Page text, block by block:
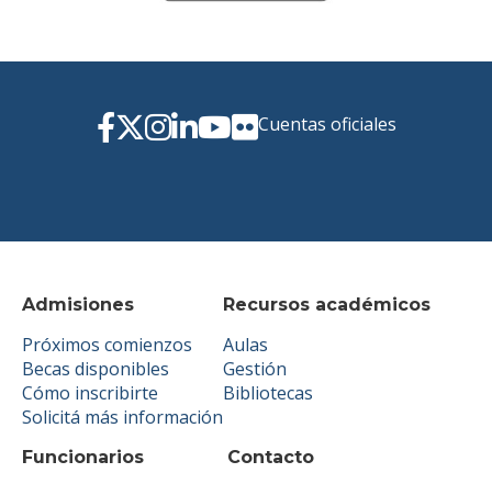
Admisiones
Próximos comienzos
Becas disponibles
Cómo inscribirte
Solicitá más información
Recursos académicos
Aulas
Gestión
Bibliotecas
Funcionarios Contacto
Cuentas oficiales